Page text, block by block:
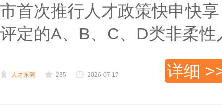
市首次推行人才政策快申快
评定的A、B、C、D类非柔性
人才东莞 235 2026-07-17 详细